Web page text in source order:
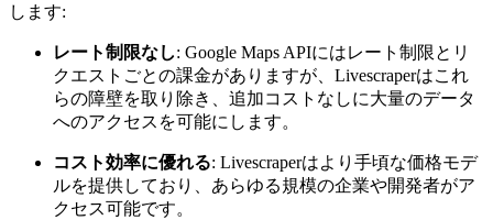
します:
レート制限なし: Google Maps APIにはレート制限とリ
クエストごとの課金がありますが、Livescraperはこれ
らの障壁を取り除き、追加コストなしに大量のデータ
へのアクセスを可能にします。
コスト効率に優れる: Livescraperはより手頃な価格モデ
ルを提供しており、あらゆる規模の企業や開発者がア
クセス可能です。